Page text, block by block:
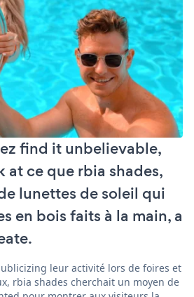
find it unbelievable,
at ce que rbia shades,
lunettes de soleil qui
en bois faits à la main, a
leur activité lors de foires et
rbia shades cherchait un moyen de